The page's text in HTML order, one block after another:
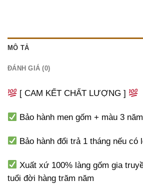
MÔ TẢ
ĐÁNH GIÁ (0)
[ CAM KẾT CHẤT LƯỢNG ]
Bảo hành men gốm + màu 3 năm
Bảo hành đổi trả 1 tháng nếu có
Xuất xứ 100% làng gốm gia
tuổi đời hàng trăm năm